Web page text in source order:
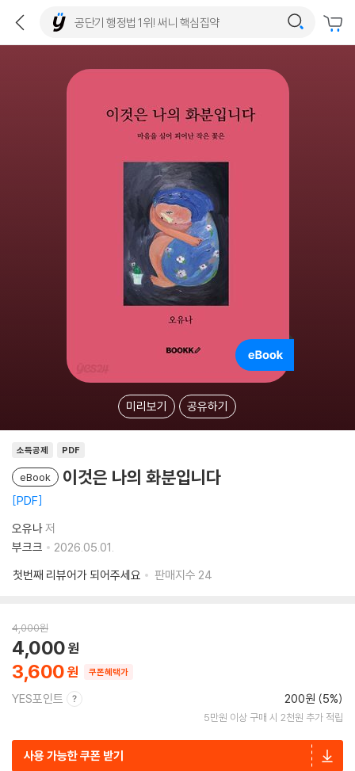
미리보기 공유하기
소득공제 PDF
eBook 이것은 나의 화분입니다
PDF
오유나저
부크크
2026.05.01.
첫번째 리뷰어가 되어주세요
판매지수 24
4,000원
3,600
4,000
쿠폰혜택가
YES포인트 200원 (5%)
5만원 이상 구매 시 2천원 추가 적립
사용 가능한 쿠폰 받기